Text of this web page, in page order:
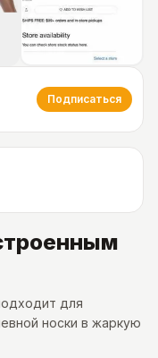
Подписаться
для
носки в жаркую